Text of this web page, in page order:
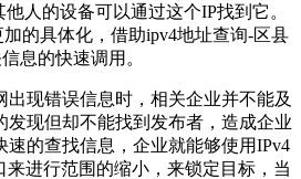
人的设备可以通过这个IP找到它。
的具体化，借助ipv4地址查询-区县
息的快速调用。
现错误信息时，相关企业并不能及
发现但却不能找到发布者，造成企业
速的查找信息，企业就能够使用IPv4
进行范围的缩小，来锁定目标，当